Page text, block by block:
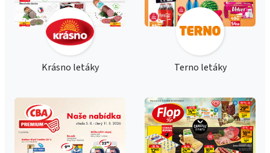
Krásno letáky Terno letáky